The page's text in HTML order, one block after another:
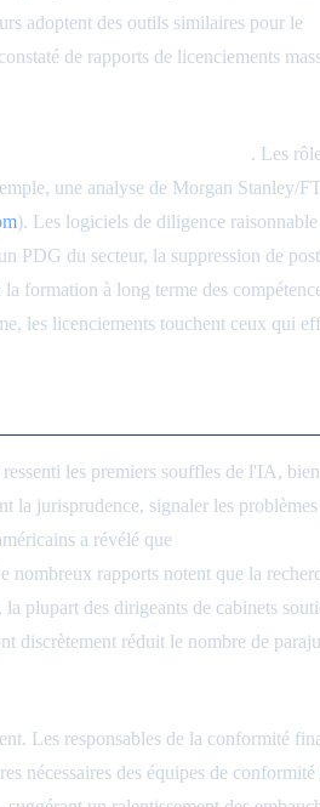
adoptent des outils similaires pour le
de rapports de licenciements
. Les
une analyse de Morgan
). Les logiciels de diligence
PDG du secteur, la suppression de
formation à long terme des
les licenciements touchent ceux qui
ressenti les premiers souffles de l'IA,
jurisprudence, signaler les
a révélé que
nombreux rapports notent que la
plupart des dirigeants de cabinets
réduit le nombre de
Les responsables de la conformité
nécessaires des équipes de